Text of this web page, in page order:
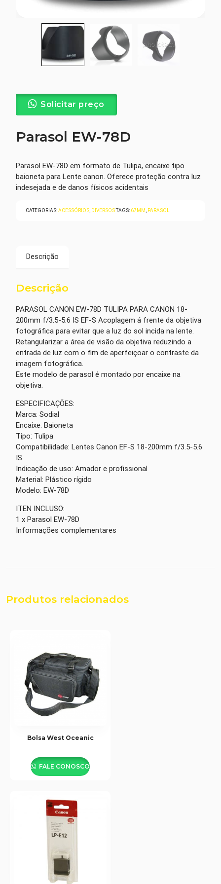
Solicitar preço
Parasol EW-78D
Parasol EW-78D em formato de Tulipa, encaixe tipo
baioneta para Lente canon. Oferece proteção contra luz
indesejada e de danos físicos acidentais
CATEGORIAS:ACESSÓRIOS, DIVERSOSTAGS: 67MM , PARASOL
Descrição
Descrição
PARASOL CANON EW-78D TULIPA PARA CANON 18-
200mm f/3.5-5.6 IS EF-S Acoplagem á frente da objetiva
fotográfica para evitar que a luz do sol incida na lente.
Retangularizar a área de visão da objetiva reduzindo a
entrada de luz com o fim de aperfeiçoar o contraste da
imagem fotográfica.
Este modelo de parasol é montado por encaixe na
objetiva.
ESPECIFICAÇÕES:
Marca: Sodial
Encaixe: Baioneta
Tipo: Tulipa
Compatibilidade: Lentes Canon EF-S 18-200mm f/3.5-5.6
IS
Indicação de uso: Amador e profissional
Material: Plástico rígido
Modelo: EW-78D
ITEN INCLUSO:
1 x Parasol EW-78D
Informações complementares
Produtos relacionados
Bolsa West Oceanic
FALE CONOSCO